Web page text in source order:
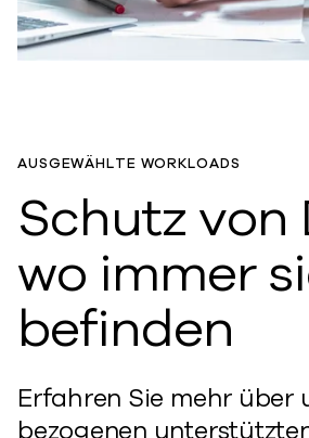
AUSGEWÄHLTE WORKLOADS
Schutz von
wo immer
befinden
Erfahren Sie mehr über